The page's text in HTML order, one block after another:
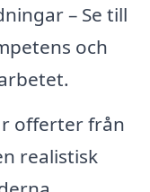
– Se till
och
offerter från
realistisk